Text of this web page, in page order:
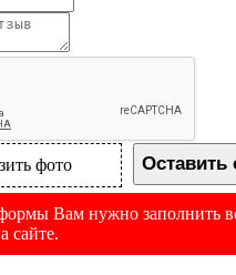
фото Оставить
Вам нужно заполнить
сайте.